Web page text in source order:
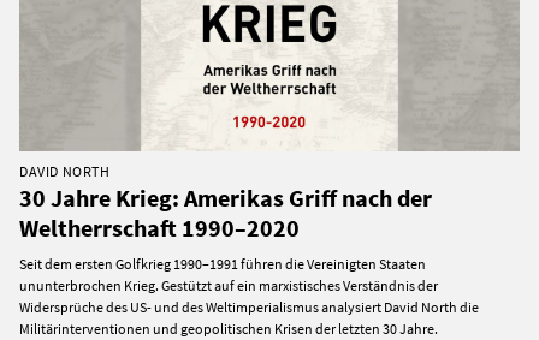
DAVID NORTH
30 Jahre Krieg: Amerikas Griff nach der
Weltherrschaft 1990–2020
Seit dem ersten Golfkrieg 1990–1991 führen die Vereinigten Staaten
ununterbrochen Krieg. Gestützt auf ein marxistisches Verständnis der
Widersprüche des US- und des Weltimperialismus analysiert David North die
Militärinterventionen und geopolitischen Krisen der letzten 30 Jahre.